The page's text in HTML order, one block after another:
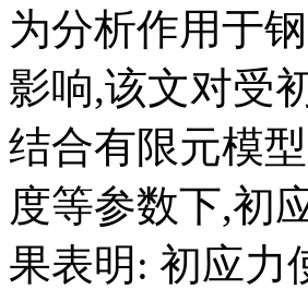
为分析作用于
影响,该文对受
结合有限元模
度等参数下,初
果表明: 初应